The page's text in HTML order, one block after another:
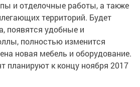
и отделочные работы, а также
территорий. Будет
появятся удобные и
полностью изменится
новая мебель и оборудование.
планируют к концу ноября 2017